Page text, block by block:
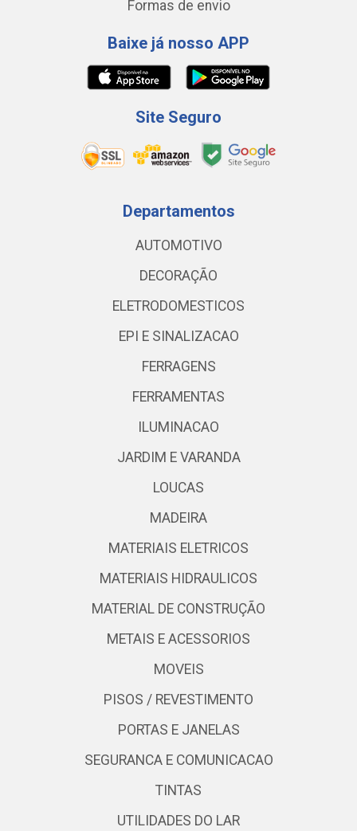
Formas de envio
Baixe já nosso APP
Site Seguro
Departamentos
AUTOMOTIVO
DECORAÇÃO
ELETRODOMESTICOS
EPI E SINALIZACAO
FERRAGENS
FERRAMENTAS
ILUMINACAO
JARDIM E VARANDA
LOUCAS
MADEIRA
MATERIAIS ELETRICOS
MATERIAIS HIDRAULICOS
MATERIAL DE CONSTRUÇÃO
METAIS E ACESSORIOS
MOVEIS
PISOS / REVESTIMENTO
PORTAS E JANELAS
SEGURANCA E COMUNICACAO
TINTAS
UTILIDADES DO LAR